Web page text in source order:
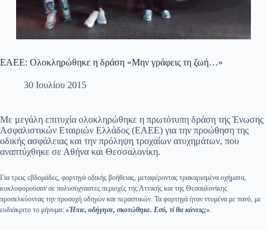
ΕΑΕΕ: Ολοκληρώθηκε η δράση «Μην γράφεις τη ζωή…»
30 Ιουλίου 2015
Με μεγάλη επιτυχία ολοκληρώθηκε η πρωτότυπη δράση της Ένωσης
Ασφαλιστικών Εταιριών Ελλάδος (ΕΑΕΕ) για την προώθηση της
οδικής ασφάλειας και την πρόληψη τροχαίων ατυχημάτων, που
αναπτύχθηκε σε Αθήνα και Θεσσαλονίκη.
Για τρεις εβδομάδες, φορτηγά οδικής βοήθειας, μεταφέροντας τρακαρισμένα οχήματα,
κυκλοφορούσαν σε πολυσύχναστες περιοχές της Αττικής και της Θεσσαλονίκης
προσελκύοντας την προσοχή οδηγών και περαστικών. Τα φορτηγά ήταν ντυμένα με πανό, με
ευδιάκριτο το μήνυμα: «Ήπιε, οδήγησε, σκοτώθηκε. Εσύ, τί θα κάνεις;».